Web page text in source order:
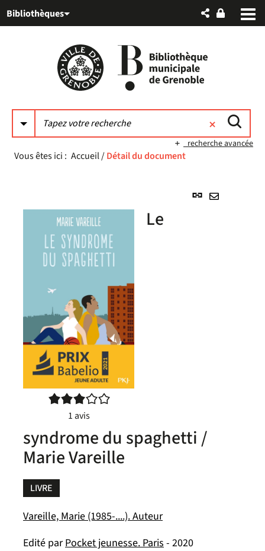
au
auBibliothèques
recherche avancée
Vous êtes ici : Accueil/Détail du document
Lien
3/5
1avis
Le
syndrome du spaghetti /
Marie Vareille
LIVRE
Vareille, Marie (1985-....). Auteur
Edité parPocket jeunesse. Paris - 2020